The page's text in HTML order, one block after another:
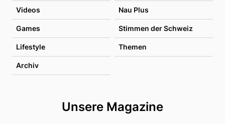
Videos Nau Plus
Games Stimmen der Schweiz
Lifestyle Themen
Archiv
Unsere Magazine